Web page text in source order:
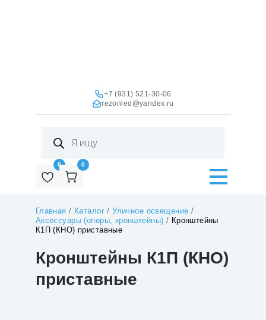
+7 (931) 521-30-06
rezonled@yandex.ru
товаров
0 0
Главная / Каталог/Уличное освещение /
Аксессуары (опоры, кронштейны) / Кронштейны
К1П (КНО) приставные
Кронштейны К1П (КНО)
приставные